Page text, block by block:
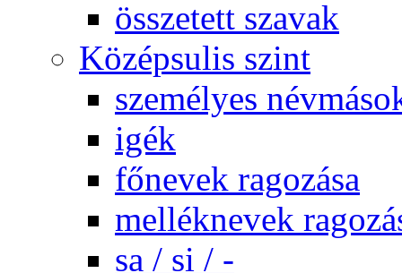
összetett szavak
Középsulis szint
személyes
igék
főnevek ragozása
melléknevek
sa / si / -